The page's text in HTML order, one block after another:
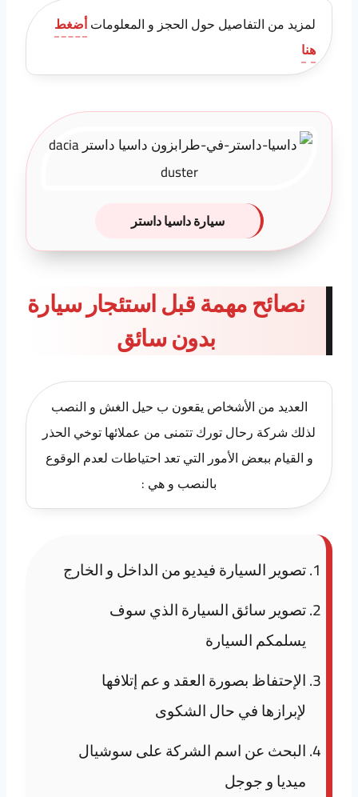
لمزيد من التفاصيل حول الحجز و المعلوماتأضغط
هنا
سيارة داسيا داستر
نصائح مهمة قبل استئجار سيارة
بدون سائق
العديد من الأشخاص يقعون ب حيل الغش و النصب
لذلك شركة رحال تورك تتمنى من عملائها توخي الحذر
و القيام ببعض الأمور التي تعد احتياطات لعدم الوقوع
بالنصب و هي :
تصوير السيارة فيديو من الداخل و الخارج
تصوير سائق السيارة الذي سوف
يسلمكم السيارة
الإحتفاظ بصورة العقد و عم إتلافها
لإبرازها في حال الشكوى
البحث عن اسم الشركة على سوشيال
ميديا و جوجل